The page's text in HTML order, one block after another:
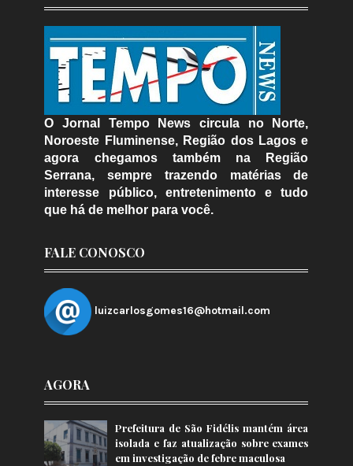
O Jornal Tempo News circula no Norte,
Noroeste Fluminense, Região dos Lagos e
agora chegamos também na Região
Serrana, sempre trazendo matérias de
interesse público, entretenimento e tudo
que há de melhor para você.
FALE CONOSCO
luizcarlosgomes16@hotmail.com
AGORA
Prefeitura de São Fidélis mantém área
isolada e faz atualização sobre exames
em investigação de febre maculosa